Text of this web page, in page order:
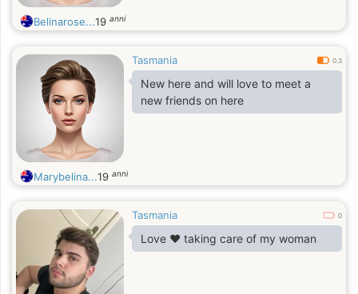
Belinarose...19 anni
Tasmania 0.3
New here and will love to meet a
new friends on here
Marybelina...19 anni
Tasmania 0
Love ❤️ taking care of my woman